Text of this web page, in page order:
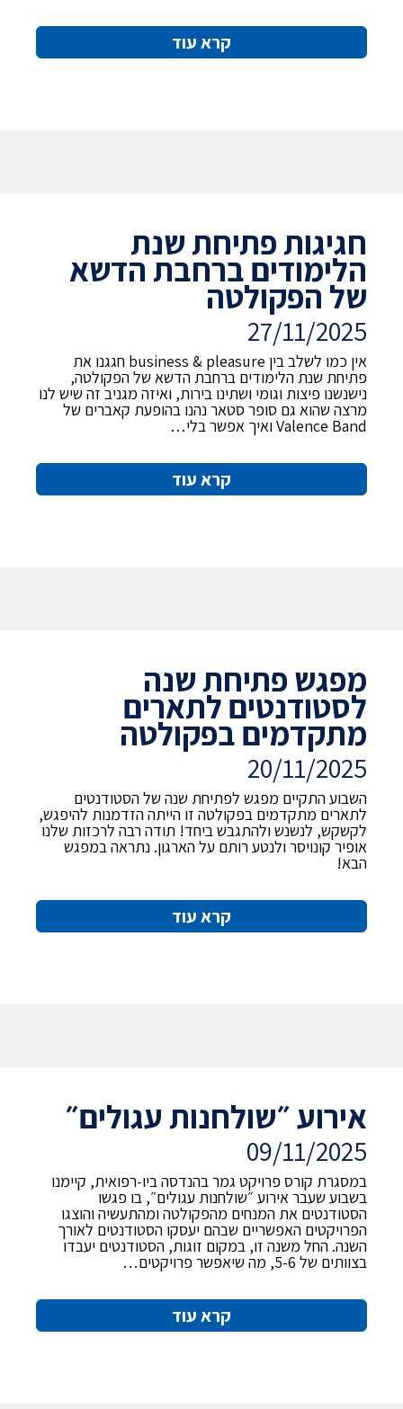
קרא עוד
חגיגות פתיחת שנת
הלימודים ברחבת הדשא
של הפקולטה
27/11/2025
אין כמו לשלב בין business & pleasure חגגנו את
פתיחת שנת הלימודים ברחבת הדשא של הפקולטה,
נישנשנו פיצות וגומי ושתינו בירות, ואיזה מגניב זה שיש לנו
מרצה שהוא גם סופר סטאר נהנו בהופעת קאברים של
Valence Band ואיך אפשר בלי…
קרא עוד
מפגש פתיחת שנה
לסטודנטים לתארים
מתקדמים בפקולטה
20/11/2025
השבוע התקיים מפגש לפתיחת שנה של הסטודנטים
לתארים מתקדמים בפקולטה זו הייתה הזדמנות להיפגש,
לקשקש, לנשנש ולהתגבש ביחד! תודה רבה לרכזות שלנו
אופיר קונויסר ולנטע רותם על הארגון. נתראה במפגש
הבא!
קרא עוד
אירוע ״שולחנות עגולים״
09/11/2025
במסגרת קורס פרויקט גמר בהנדסה ביו-רפואית, קיימנו
בשבוע שעבר אירוע ״שולחנות עגולים״, בו פגשו
הסטודנטים את המנחים מהפקולטה ומהתעשיה והוצגו
הפרויקטים האפשריים שבהם יעסקו הסטודנטים לאורך
השנה. החל משנה זו, במקום זוגות, הסטודנטים יעבדו
בצוותים של 5-6, מה שיאפשר פרויקטים…
קרא עוד